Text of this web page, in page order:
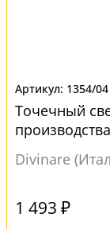
1354/04
Точечный
Divinare
1 493 ₽